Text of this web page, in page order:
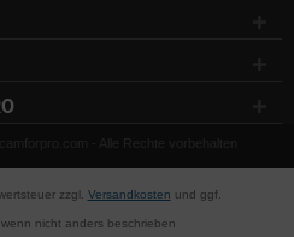
- Alle Rechte vorbehalten
zzgl. Versandkosten und ggf.
nicht anders beschrieben